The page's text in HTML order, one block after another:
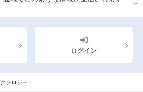
ログイン
ソロジー